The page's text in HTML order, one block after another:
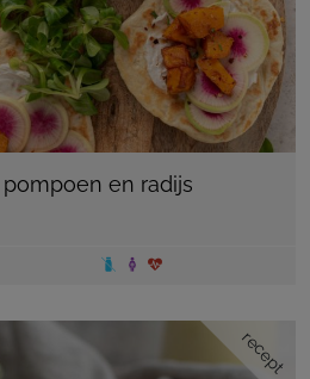
en radijs
recept